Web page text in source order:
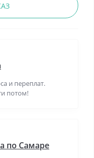
и переплат.
потом!
по Самаре